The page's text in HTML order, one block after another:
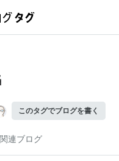
このタグでブログを書く
関連ブログ